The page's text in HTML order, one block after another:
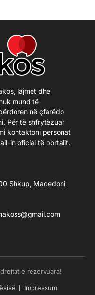
lajmet dhe
mund të
në çfarëdo
Për të shfrytëzuar
kontaktoni personat
in oficial të portalit.
Shkup, Maqedoni
e rezervuara!
Impressum